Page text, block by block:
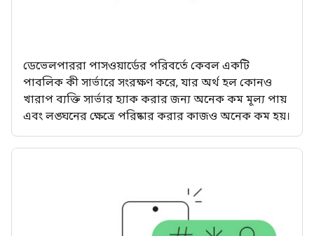
ডেভেলপাররা পাসওয়ার্ডের পরিবর্তে কেবল একটি
পাবলিক কী সার্ভারে সংরক্ষণ করে, যার অর্থ হল কোনও
খারাপ ব্যক্তি সার্ভার হ্যাক করার জন্য অনেক কম মূল্য পায়
এবং লঙ্ঘনের ক্ষেত্রে পরিষ্কার করার কাজও অনেক কম হয়।